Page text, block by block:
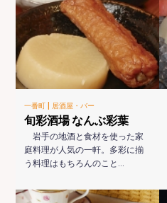
一番町 | 居酒屋・バー
旬彩酒場 なんぶ彩葉
岩手の地酒と食材を使った家
庭料理が人気の一軒。多彩に揃
う料理はもちろんのこと…